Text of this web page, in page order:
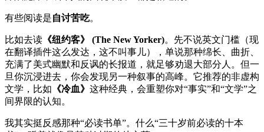
有些阅读是自讨苦吃。
比如去读 《纽约客》 (The New Yorker)。先不说英文门槛（现
在翻译插件这么发达，这不叫事儿），单说那种绵长、曲折、
充满了美式幽默和反讽的长报道，就足够劝退大部分人。但一
旦你沉浸进去，你会发现另一种叙事的高峰。它推荐的非虚构
文学，比如 《冷血》 这种经典，会重塑你对“事实”和“文学”之
间界限的认知。
我其实挺反感那种“必读书单”。什么“三十岁前必读的十本